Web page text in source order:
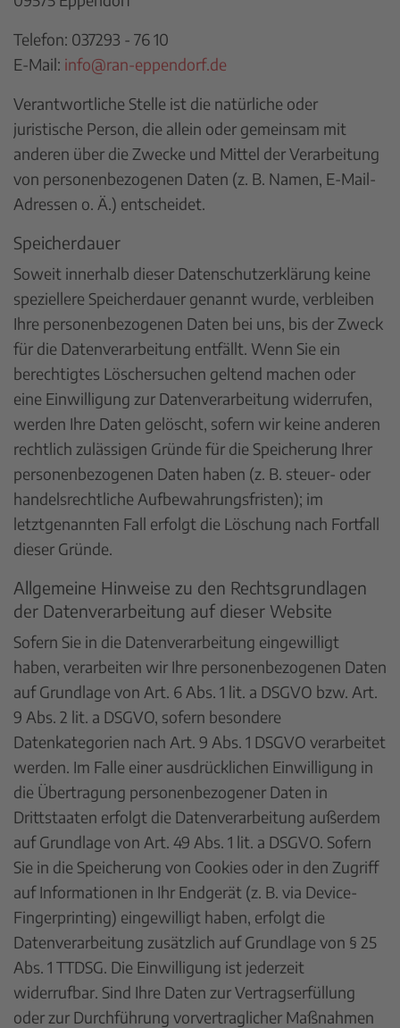
Telefon: 037293 - 76 10
E-Mail: info@ran-eppendorf.de
Verantwortliche Stelle ist die natürliche oder
juristische Person, die allein oder gemeinsam mit
anderen über die Zwecke und Mittel der Verarbeitung
von personenbezogenen Daten (z. B. Namen, E-Mail-
Adressen o. Ä.) entscheidet.
Speicherdauer
Soweit innerhalb dieser Datenschutzerklärung keine
speziellere Speicherdauer genannt wurde, verbleiben
Ihre personenbezogenen Daten bei uns, bis der Zweck
für die Datenverarbeitung entfällt. Wenn Sie ein
berechtigtes Löschersuchen geltend machen oder
eine Einwilligung zur Datenverarbeitung widerrufen,
werden Ihre Daten gelöscht, sofern wir keine anderen
rechtlich zulässigen Gründe für die Speicherung Ihrer
personenbezogenen Daten haben (z. B. steuer- oder
handelsrechtliche Aufbewahrungsfristen); im
letztgenannten Fall erfolgt die Löschung nach Fortfall
dieser Gründe.
Allgemeine Hinweise zu den Rechtsgrundlagen
der Datenverarbeitung auf dieser Website
Sofern Sie in die Datenverarbeitung eingewilligt
haben, verarbeiten wir Ihre personenbezogenen Daten
auf Grundlage von Art. 6 Abs. 1 lit. a DSGVO bzw. Art.
9 Abs. 2 lit. a DSGVO, sofern besondere
Datenkategorien nach Art. 9 Abs. 1 DSGVO verarbeitet
werden. Im Falle einer ausdrücklichen Einwilligung in
die Übertragung personenbezogener Daten in
Drittstaaten erfolgt die Datenverarbeitung außerdem
auf Grundlage von Art. 49 Abs. 1 lit. a DSGVO. Sofern
Sie in die Speicherung von Cookies oder in den Zugriff
auf Informationen in Ihr Endgerät (z. B. via Device-
Fingerprinting) eingewilligt haben, erfolgt die
Datenverarbeitung zusätzlich auf Grundlage von § 25
Abs. 1 TTDSG. Die Einwilligung ist jederzeit
widerrufbar. Sind Ihre Daten zur Vertragserfüllung
oder zur Durchführung vorvertraglicher Maßnahmen